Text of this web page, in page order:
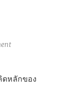
ดหลักของ